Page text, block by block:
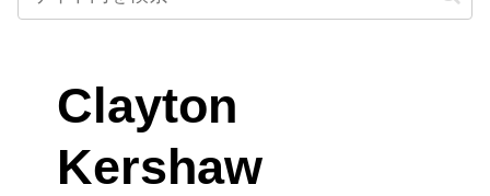
Clayton
Kershaw